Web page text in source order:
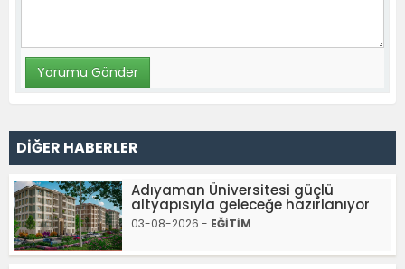
DİĞER HABERLER
Adıyaman Üniversitesi güçlü
altyapısıyla geleceğe hazırlanıyor
03-08-2026 - EĞİTİM